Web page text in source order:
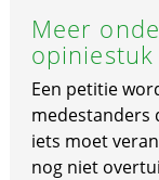
Meer
opiniestuk
Een petitie
medestanders
iets moet
nog niet